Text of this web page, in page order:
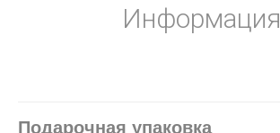
Информация
Подарочная упаковка